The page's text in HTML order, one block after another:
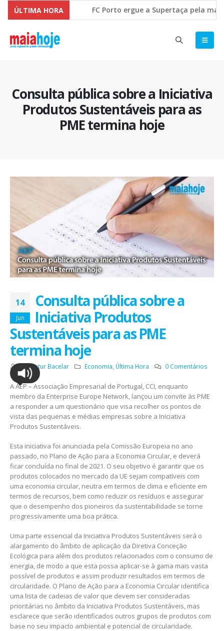
ÚLTIMA HORA FC Porto ergue a Supertaça pela
Comissão Europeia quer ouvir as
Consulta pública sobre a Iniciativa
Produtos Sustentáveis para as
PME termina hoje
14
Jun
Consulta pública sobre a
Iniciativa Produtos
Sustentáveis para as PME
termina hoje
PorArtur Bacelar Economia, Última Hora 0 Comentários
A AEP – Associação Empresarial de Portugal, CCI, enquanto
membro da Enterprise Europe Network, lançou um convite às PME
a responder a um questionário que visa recolher os pontos de
vista das pequenas e médias empresas sobre a Iniciativa
Produtos Sustentáveis.
Esta iniciativa foi anunciada pela Comissão Europeia no ano
passado, no Plano de Ação para a Economia Circular, e deverá
ficar concluída no final de 2021. O seu objetivo é garantir que os
produtos colocados no mercado da UE sejam compatíveis com
uma economia circular, neutra em termos de clima e eficiente em
termos de recursos, bem como reduzir os resíduos e assegurar
que o desempenho dos pioneiros da sustentabilidade se torne
progressivamente uma boa prática.
Uma parte essencial da Iniciativa Produtos Sustentáveis será o
alargamento do âmbito de aplicação da Diretiva Conceção
Ecológica para além dos produtos relacionados com o consumo de
energia, de modo a que esta possa aplicar-se à gama mais vasta
possível de produtos e assim produzir resultados em termos de
circularidade. O Plano de Ação para a Economia Circular identifica
uma lista de cadeias de valor que devem ser consideradas
prioritárias no âmbito da Iniciativa Produtos Sustentáveis, mas
esclarece que serão identificados outros grupos de produtos com
base no seu impacto ambiental e potencial de circularidade.